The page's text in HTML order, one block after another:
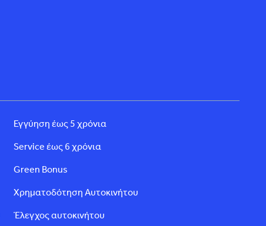
Εγγύηση έως 5 χρόνια
Service έως 6 χρόνια
Green Bonus
Χρηματοδότηση Αυτοκινήτου
Έλεγχος αυτοκινήτου